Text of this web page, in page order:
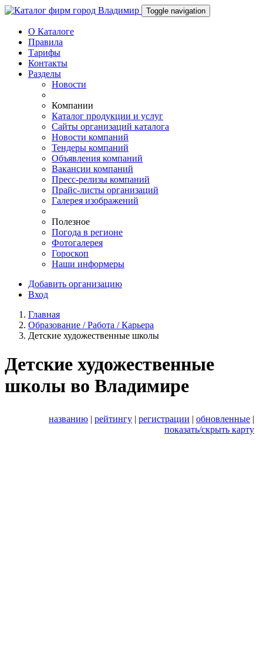
Toggle navigation
О Каталоге
Правила
Тарифы
Контакты
Разделы
Новости
Компании
Каталог продукции и услуг
Сайты организаций каталога
Новости компаний
Тендеры компаний
Объявления компаний
Вакансии компаний
Пресс-релизы компаний
Прайс-листы организаций
Галерея изображений
Полезное
Погода в регионе
Фотогалерея
Гороскоп
Наши информеры
Добавить организацию
Вход
Главная
Образование / Работа / Карьера
Детские художественные школы
Детские художественные
школы во Владимире
названию | рейтингу | регистрации | обновленные |
показать/скрыть карту